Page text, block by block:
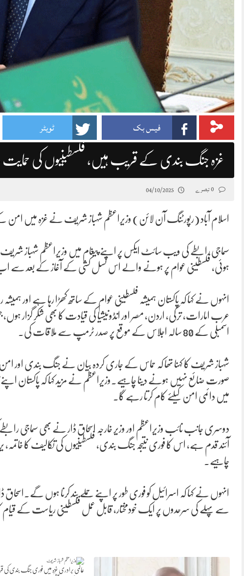
فیس بک ٹویٹر
غزہ جنگ بندی کے قریب ہیں، فلسطینیوں کی حمایت
04/10/2025
اسلام آباد (رپورٹنگ آن لائن) وزیراعظم شہباز شریف نے غزہ میں امن
سماجی رابطے کی ویب سائٹ ایکس پر اپنے پیغام میں وزیراعظم شہباز
ہوئی، فلسطینی عوام پر ہونے والے اس نسل کشی کے آغاز کے
انہوں نے کہا کہ پاکستان ہمیشہ فلسطینی عوام کے ساتھ کھڑا رہا ہے اور
عرب امارات، ترکی، اردن، مصر اور انڈونیشیا کی قیادت کا بھی شکر گزار
اسمبلی کے 80 سالہ اجلاس کے موقع پر صدر ٹرمپ سے ملاقات کی۔
شہباز شریف کا کہنا تھا کہ حماس کے جاری کردہ بیان نے جنگ بندی
صورت ضائع نہیں ہونے دینا چاہیے۔وزیراعظم نے مزید کہا کہ پاکستان
میں دائمی امن کیلئے کام کرتا رہے گا۔
دوسری جانب نائب وزیراعظم اور وزیر خارجہ اسحاق ڈار نے بھی سماجی
آئند قدم ہے، اس کا فوری نتیجہ جنگ بندی، فلسطینیوں کی تکالیف کا خاتمہ،
چاہیے۔
سے پہلے کی سرحدوں پر ایک خودمختار، قابل عمل فلسطینی ریاست کے
عالمی برادری غزہ میں فوری جنگ بندی کی